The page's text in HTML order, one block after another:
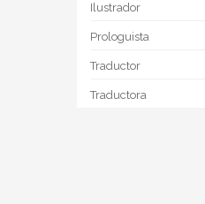
Ilustrador
Prologuista
Traductor
Traductora